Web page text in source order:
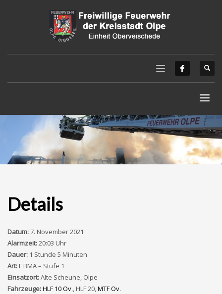
Details
Datum:7. November 2021
Alarmzeit:20:03 Uhr
Dauer: 1 Stunde 5 Minuten
Art:F BMA – Stufe 1
Einsatzort:Alte Scheune, Olpe
Fahrzeuge:HLF 10 Ov., HLF 20,MTF Ov.